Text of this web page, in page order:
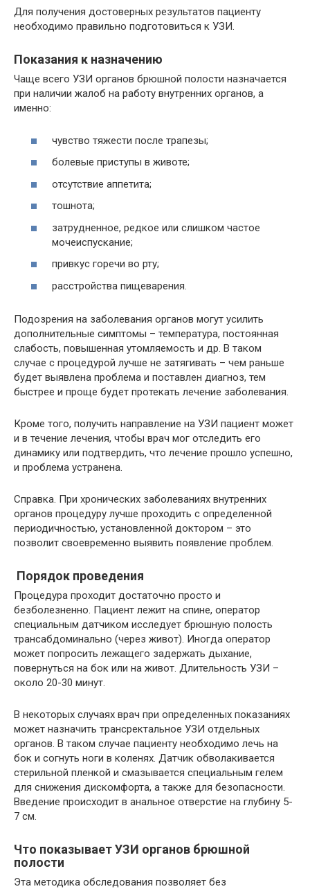
Для получения достоверных результатов пациенту
необходимо правильно подготовиться к УЗИ.
Показания к назначению
Чаще всего УЗИ органов брюшной полости назначается
при наличии жалоб на работу внутренних органов, а
именно:
чувство тяжести после трапезы;
болевые приступы в животе;
отсутствие аппетита;
тошнота;
затрудненное, редкое или слишком частое
мочеиспускание;
привкус горечи во рту;
расстройства пищеварения.
Подозрения на заболевания органов могут усилить
дополнительные симптомы – температура, постоянная
слабость, повышенная утомляемость и др. В таком
случае с процедурой лучше не затягивать – чем раньше
будет выявлена проблема и поставлен диагноз, тем
быстрее и проще будет протекать лечение заболевания.
Кроме того, получить направление на УЗИ пациент может
и в течение лечения, чтобы врач мог отследить его
динамику или подтвердить, что лечение прошло успешно,
и проблема устранена.
Справка. При хронических заболеваниях внутренних
органов процедуру лучше проходить с определенной
периодичностью, установленной доктором – это
позволит своевременно выявить появление проблем.
Порядок проведения
Процедура проходит достаточно просто и
безболезненно. Пациент лежит на спине, оператор
специальным датчиком исследует брюшную полость
трансабдоминально (через живот). Иногда оператор
может попросить лежащего задержать дыхание,
повернуться на бок или на живот. Длительность УЗИ –
около 20-30 минут.
В некоторых случаях врач при определенных показаниях
может назначить трансректальное УЗИ отдельных
органов. В таком случае пациенту необходимо лечь на
бок и согнуть ноги в коленях. Датчик обволакивается
стерильной пленкой и смазывается специальным гелем
для снижения дискомфорта, а также для безопасности.
Введение происходит в анальное отверстие на глубину 5-
7 см.
Что показывает УЗИ органов брюшной
полости
Эта методика обследования позволяет без